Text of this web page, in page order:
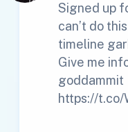
Signed up
can’t do
timeline
Give me
goddammit
https://t.co/